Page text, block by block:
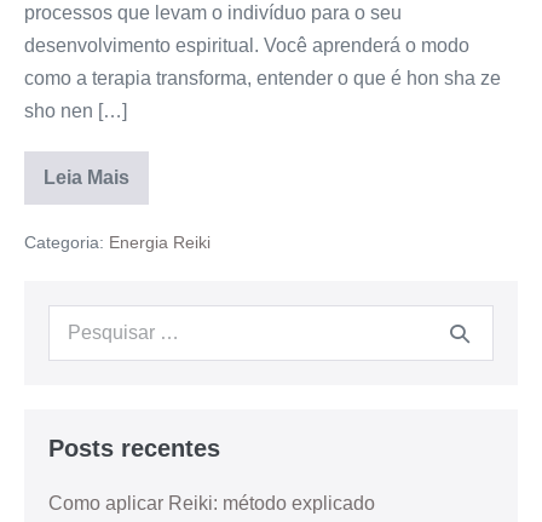
processos que levam o indivíduo para o seu
desenvolvimento espiritual. Você aprenderá o modo
como a terapia transforma, entender o que é hon sha ze
sho nen […]
Leia Mais
Categoria: Energia Reiki
Posts recentes
Como aplicar Reiki: método explicado